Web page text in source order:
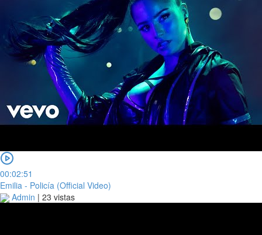
00:02:51
Emilia - Policía (Official Video)
Admin | 23 vistas